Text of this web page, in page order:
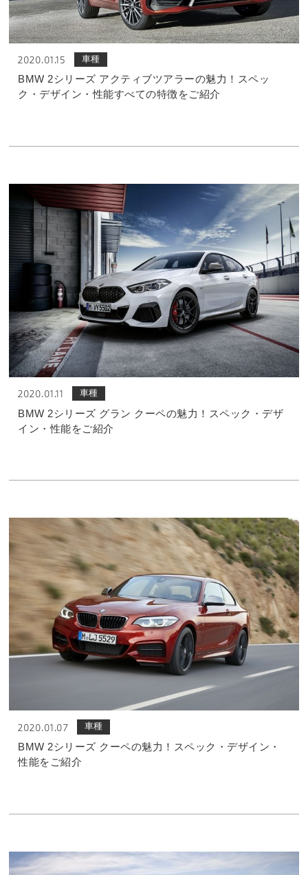
2020.01.15 車種
BMW 2シリーズ アクティブツアラーの魅力！スペッ
ク・デザイン・性能すべての特徴をご紹介
2020.01.11 車種
BMW 2シリーズ グラン クーペの魅力！スペック・デザ
イン・性能をご紹介
2020.01.07 車種
BMW 2シリーズ クーペの魅力！スペック・デザイン・
性能をご紹介